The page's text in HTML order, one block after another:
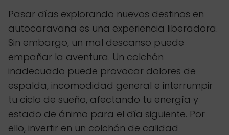
Pasar días explorando nuevos destinos en
autocaravana es una experiencia liberadora.
Sin embargo, un mal descanso puede
empañar la aventura. Un colchón
inadecuado puede provocar dolores de
espalda, incomodidad general e interrumpir
tu ciclo de sueño, afectando tu energía y
estado de ánimo para el día siguiente. Por
ello, invertir en un colchón de calidad